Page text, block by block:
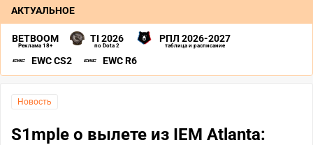
АКТУАЛЬНОЕ
BETBOOM
Реклама 18+
TI 2026
по Dota 2
РПЛ 2026-2027
таблица и расписание
EWC CS2 EWC R6
Новость
S1mple о вылете из IEM Atlanta: